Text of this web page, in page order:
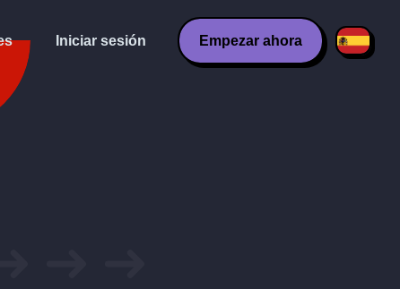
Iniciar sesión Empezar ahora